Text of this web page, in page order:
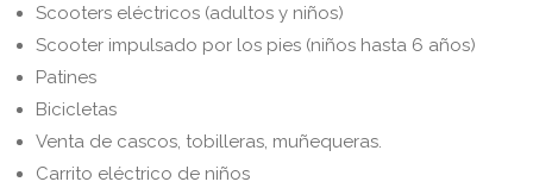
Scooters eléctricos (adultos y niños)
Scooter impulsado por los pies (niños hasta 6 años)
Patines
Bicicletas
Venta de cascos, tobilleras, muñequeras.
Carrito eléctrico de niños